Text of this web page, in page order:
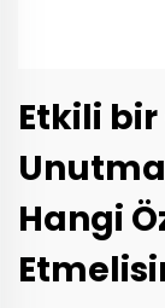
Etkili
Hangi